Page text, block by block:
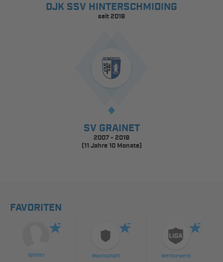
DJK SSV HINTERSCHMIDING
seit 2019
SV GRAINET
2007 - 2019
(11 Jahre 10 Monate)
FAVORITEN
Spieler Mannschaft Wettbewerb